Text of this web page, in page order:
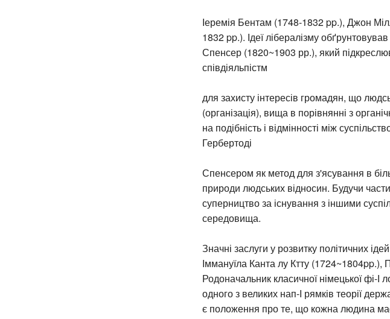
Іеремія Бентам (1748-1832 pp.), Джон
1832 pp.). Ідеї лібералізму
Спенсер (1820~1903 рр.), який
співдіяльпістм
для захисту інтересів громадян, що
(організація), вища в порівнянні з
на подібність і відмінності між
Гербертоді
Спенсером як метод для з'ясування в
природи людських відносин. Будучи
суперництво за існування з іншими
середовища.
Значні заслуги у розвитку політичних
Іммануїла Канта лу Ктту (1724~1804pp.),
Родоначальник класичної німецької фі-
одного з великих нап-І рямків теорії
є положення про те, що кожна людина